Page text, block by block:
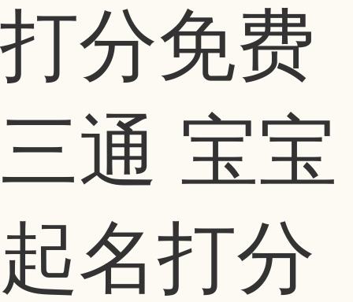
打分免费
三通 宝宝
起名打分